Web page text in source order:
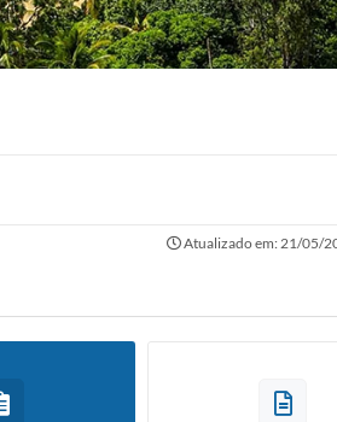
Atualizado em: 21/05/